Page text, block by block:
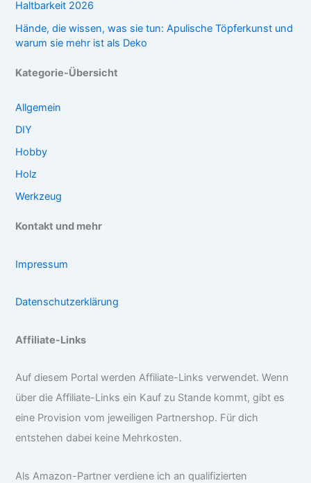
Haltbarkeit 2026
Hände, die wissen, was sie tun: Apulische Töpferkunst und
warum sie mehr ist als Deko
Kategorie-Übersicht
Allgemein
DIY
Hobby
Holz
Werkzeug
Kontakt und mehr
Impressum
Datenschutzerklärung
Affiliate-Links
Auf diesem Portal werden Affiliate-Links verwendet. Wenn
über die Affiliate-Links ein Kauf zu Stande kommt, gibt es
eine Provision vom jeweiligen Partnershop. Für dich
entstehen dabei keine Mehrkosten.
Als Amazon-Partner verdiene ich an qualifizierten